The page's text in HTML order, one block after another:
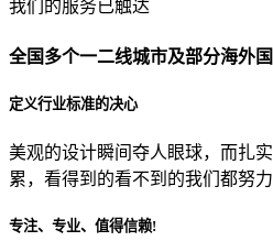
贵公司预算范围是？
贵公司的团队规模是？
目前主要的营销渠道是？
我们的服务已触达
全国多个一二线城市及部分海外
定义行业标准的决心
美观的设计瞬间夺人眼球，而扎
累，看得到的看不到的我们都努力
专注、专业、值得信赖!